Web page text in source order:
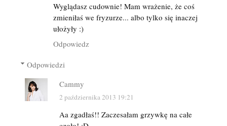
Wyglądasz cudownie! Mam wrażenie, że coś
zmieniłaś we fryzurze... albo tylko się inaczej
ułożyły :)
Odpowiedz
Odpowiedzi
Cammy
2 października 2013 19:21
Aa zgadłaś!! Zaczesałam grzywkę na całe